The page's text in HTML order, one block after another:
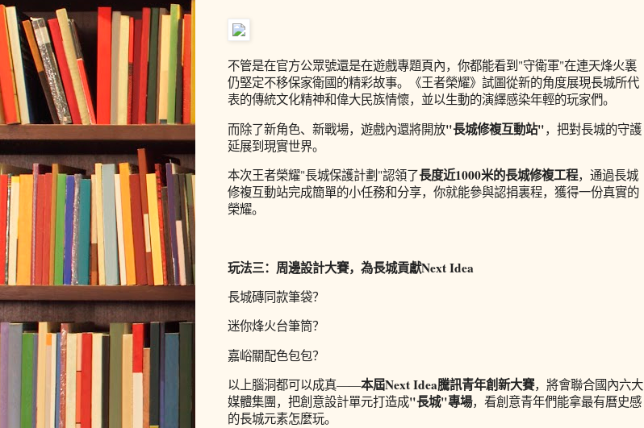
不管是在官方公眾號還是在遊戲專題頁內，你都能看到"守衛軍"在連天烽火裏
仍堅定不移保家衛國的精彩故事。《王者榮耀》試圖從新的角度展現長城所代
表的傳統文化精神和偉大民族情懷，並以生動的演繹感染年輕的玩家們。
而除了新角色、新戰場，遊戲內還將開放"長城修複互動站"，把對長城的守護
延展到現實世界。
本次王者榮耀"長城保護計劃"認領了長度近1000米的長城修複工程，通過長城
修複互動站完成簡單的小任務和分享，你就能參與認捐裏程，獲得一份真實的
榮耀。
玩法三：周邊設計大賽，為長城貢獻Next Idea
長城磚同款筆袋？
迷你烽火台筆筒？
嘉峪關配色包包？
以上腦洞都可以成真——本屆Next Idea騰訊青年創新大賽，將會聯合國內六大
媒體集團，把創意設計單元打造成"長城"專場，看創意青年們能拿最有曆史感
的長城元素怎麼玩。